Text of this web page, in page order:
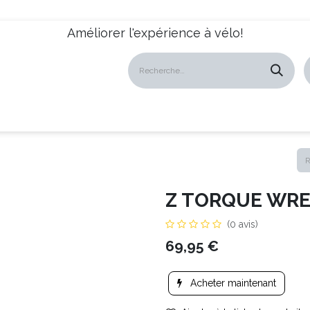
Améliorer l'expérience à vélo!
Z TORQUE
(0 avis)
69,95 €
Acheter maintenant